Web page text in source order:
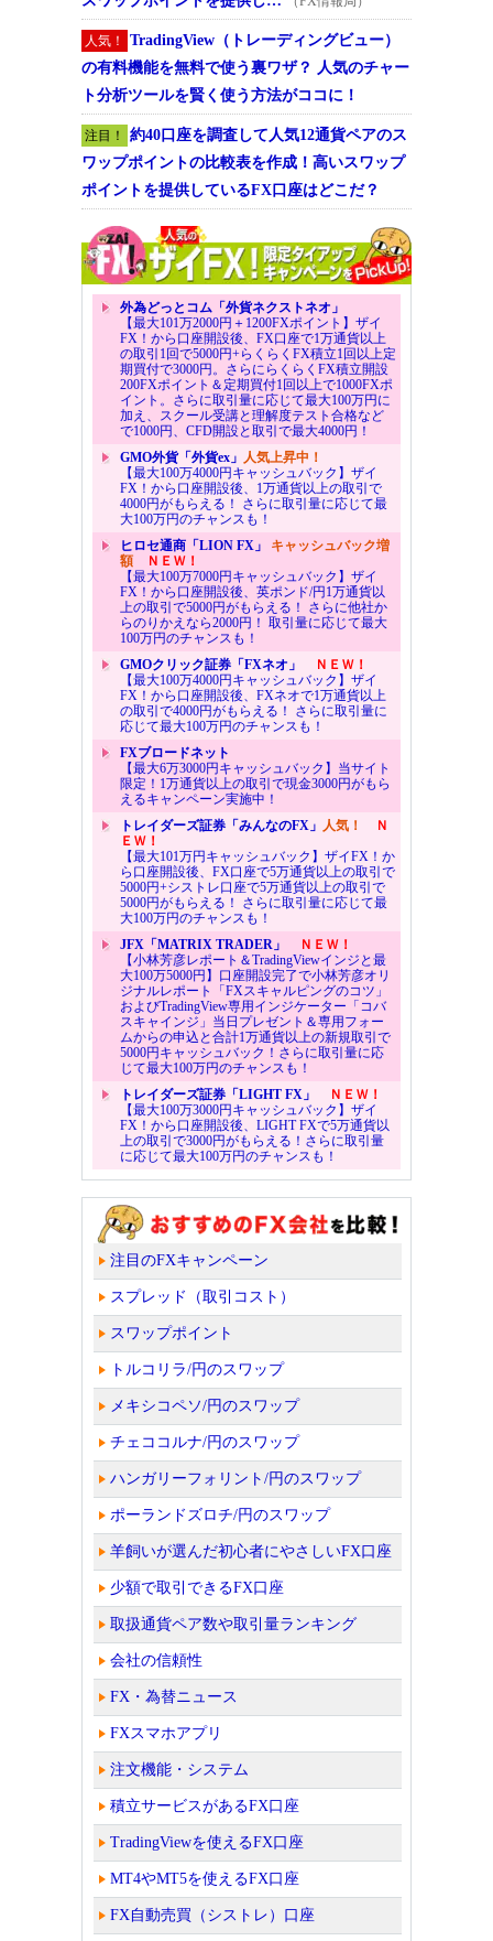
人気！
TradingView（トレーディングビュー）
の有料機能を無料で使う裏ワザ？ 人気のチャー
ト分析ツールを賢く使う方法がココに！
注目！
約40口座を調査して人気12通貨ペアのス
ワップポイントの比較表を作成！高いスワップ
ポイントを提供しているFX口座はどこだ？
外為どっとコム「外貨ネクストネオ」
【最大101万2000円＋1200FXポイント】ザイ
FX！から口座開設後、FX口座で1万通貨以上
の取引1回で5000円+らくらくFX積立1回以上定
期買付で3000円。さらにらくらくFX積立開設
200FXポイント＆定期買付1回以上で1000FXポ
イント。さらに取引量に応じて最大100万円に
加え、スクール受講と理解度テスト合格など
で1000円、CFD開設と取引で最大4000円！
GMO外貨「外貨ex」 人気上昇中！
【最大100万4000円キャッシュバック】ザイ
FX！から口座開設後、1万通貨以上の取引で
4000円がもらえる！ さらに取引量に応じて最
大100万円のチャンスも！
ヒロセ通商「LION FX」 キャッシュバック増
額ＮＥＷ！
【最大100万7000円キャッシュバック】ザイ
FX！から口座開設後、英ポンド/円1万通貨以
上の取引で5000円がもらえる！ さらに他社か
らのりかえなら2000円！ 取引量に応じて最大
100万円のチャンスも！
GMOクリック証券「FXネオ」
ＮＥＷ！
【最大100万4000円キャッシュバック】ザイ
FX！から口座開設後、FXネオで1万通貨以上
の取引で4000円がもらえる！ さらに取引量に
応じて最大100万円のチャンスも！
FXブロードネット
【最大6万3000円キャッシュバック】当サイト
限定！1万通貨以上の取引で現金3000円がもら
えるキャンペーン実施中！
トレイダーズ証券「みんなのFX」 人気！
Ｎ
ＥＷ！
【最大101万円キャッシュバック】ザイFX！か
ら口座開設後、FX口座で5万通貨以上の取引で
5000円+シストレ口座で5万通貨以上の取引で
5000円がもらえる！ さらに取引量に応じて最
大100万円のチャンスも！
JFX「MATRIX TRADER」
ＮＥＷ！
【小林芳彦レポート＆TradingViewインジと最
大100万5000円】口座開設完了で小林芳彦オリ
ジナルレポート「FXスキャルピングのコツ」
およびTradingView専用インジケーター「コバ
スキャインジ」当日プレゼント＆専用フォー
ムからの申込と合計1万通貨以上の新規取引で
5000円キャッシュバック！さらに取引量に応
じて最大100万円のチャンスも！
トレイダーズ証券「LIGHT FX」
ＮＥＷ！
【最大100万3000円キャッシュバック】ザイ
FX！から口座開設後、LIGHT FXで5万通貨以
上の取引で3000円がもらえる！さらに取引量
に応じて最大100万円のチャンスも！
注目のFXキャンペーン
スプレッド（取引コスト）
スワップポイント
トルコリラ/円のスワップ
メキシコペソ/円のスワップ
チェココルナ/円のスワップ
ハンガリーフォリント/円のスワップ
ポーランドズロチ/円のスワップ
羊飼いが選んだ初心者にやさしいFX口座
少額で取引できるFX口座
取扱通貨ペア数や取引量ランキング
会社の信頼性
FX・為替ニュース
FXスマホアプリ
注文機能・システム
積立サービスがあるFX口座
TradingViewを使えるFX口座
MT4やMT5を使えるFX口座
FX自動売買（シストレ）口座